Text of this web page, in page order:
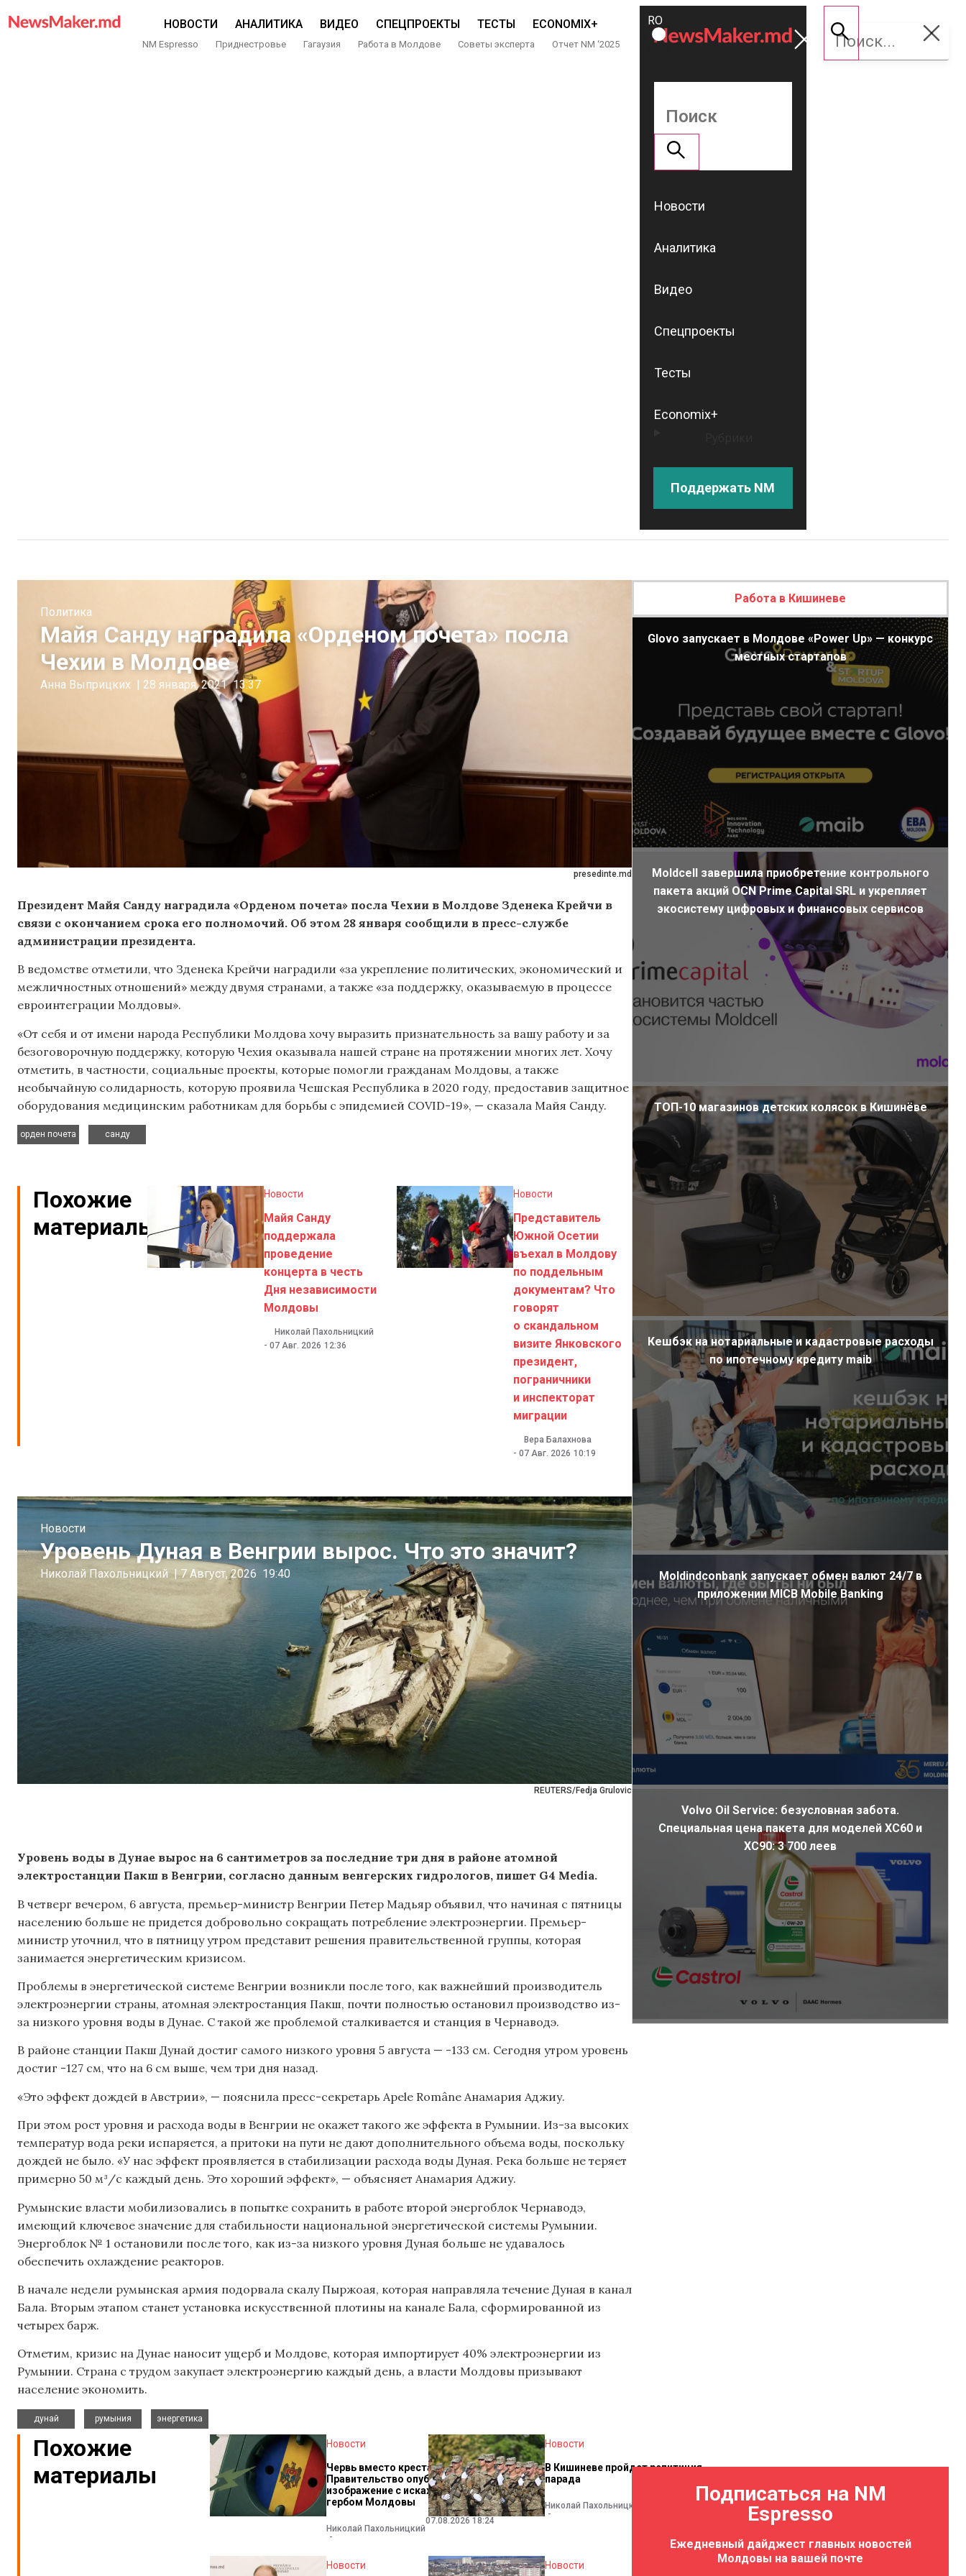
НОВОСТИ АНАЛИТИКА ВИДЕО СПЕЦПРОЕКТЫ ТЕСТЫ ECONOMIX+
NM Espresso Приднестровье Гагаузия Работа в Молдове Советы эксперта Отчет NM ‘2025
ROMÂNĂ
RU
Поддержать
NM
Новости
Аналитика
Видео
Спецпроекты
Тесты
Economix+
Поддержать NM
presedinte.md
Политика
Майя Санду наградила «Орденом почета» посла
Чехии в Молдове
Анна Выприцких | 28 января, 2021 13:37
Президент Майя Санду наградила «Орденом почета» посла Чехии в Молдове Зденека Крейчи в
связи с окончанием срока его полномочий. Об этом 28 января сообщили в пресс-службе
администрации президента.
В ведомстве отметили, что Зденека Крейчи наградили «за укрепление политических, экономический и
межличностных отношений» между двумя странами, а также «за поддержку, оказываемую в процессе
евроинтеграции Молдовы».
«От себя и от имени народа Республики Молдова хочу выразить признательность за вашу работу и за
безоговорочную поддержку, которую Чехия оказывала нашей стране на протяжении многих лет. Хочу
отметить, в частности, социальные проекты, которые помогли гражданам Молдовы, а также
необычайную солидарность, которую проявила Чешская Республика в 2020 году, предоставив защитное
оборудования медицинским работникам для борьбы с эпидемией COVID-19», — сказала Майя Санду.
орден почета
санду
Похожие
материалы
Новости
Майя Санду
поддержала
проведение
концерта в честь
Дня независимости
Молдовы
Николай Пахольницкий
- 07 Авг. 2026 12:36
Новости
Представитель
Южной Осетии
въехал в Молдову
по поддельным
документам? Что
говорят
о скандальном
визите Янковского
президент,
пограничники
и инспекторат
миграции
Вера Балахнова
- 07 Авг. 2026 10:19
REUTERS/Fedja Grulovic
Новости
Уровень Дуная в Венгрии вырос. Что это значит?
Николай Пахольницкий | 7 Август, 2026 19:40
Уровень воды в Дунае вырос на 6 сантиметров за последние три дня в районе атомной
электростанции Пакш в Венгрии, согласно данным венгерских гидрологов, пишет G4 Media.
В четверг вечером, 6 августа, премьер-министр Венгрии Петер Мадьяр объявил, что начиная с пятницы
населению больше не придется добровольно сокращать потребление электроэнергии. Премьер-
министр уточнил, что в пятницу утром представит решения правительственной группы, которая
занимается энергетическим кризисом.
Проблемы в энергетической системе Венгрии возникли после того, как важнейший производитель
электроэнергии страны, атомная электростанция Пакш, почти полностью остановил производство из-
за низкого уровня воды в Дунае. С такой же проблемой сталкивается и станция в Чернаводэ.
В районе станции Пакш Дунай достиг самого низкого уровня 5 августа — -133 см. Сегодня утром уровень
достиг -127 см, что на 6 см выше, чем три дня назад.
«Это эффект дождей в Австрии», — пояснила пресс-секретарь Apele Române Анамария Аджиу.
При этом рост уровня и расхода воды в Венгрии не окажет такого же эффекта в Румынии. Из-за высоких
температур вода реки испаряется, а притоки на пути не дают дополнительного объема воды, поскольку
дождей не было. «У нас эффект проявляется в стабилизации расхода воды Дуная. Река больше не теряет
примерно 50 м³/с каждый день. Это хороший эффект», — объясняет Анамария Аджиу.
Румынские власти мобилизовались в попытке сохранить в работе второй энергоблок Чернаводэ,
имеющий ключевое значение для стабильности национальной энергетической системы Румынии.
Энергоблок № 1 остановили после того, как из-за низкого уровня Дуная больше не удавалось
обеспечить охлаждение реакторов.
В начале недели румынская армия подорвала скалу Пыржоая, которая направляла течение Дуная в канал
Бала. Вторым этапом станет установка искусственной плотины на канале Бала, сформированной из
четырех барж.
Отметим, кризис на Дунае наносит ущерб и Молдове, которая импортирует 40% электроэнергии из
Румынии. Страна с трудом закупает электроэнергию каждый день, а власти Молдовы призывают
население экономить.
дунай
румыния
энергетика
Похожие
материалы
Новости
Червь вместо креста?
Правительство опубликовало
изображение с искаженным
гербом Молдовы
Николай Пахольницкий
07.08.2026 18:24
Новости
В Кишиневе пройдет репитиция
парада
Николай Пахольницкий
07.08.2026 17:44
Новости Новости
Работа в Кишиневе
Glovo запускает в Молдове «Power Up» — конкурс
местных стартапов
Moldcell завершила приобретение контрольного
пакета акций OCN Prime Capital SRL и укрепляет
экосистему цифровых и финансовых сервисов
ТОП-10 магазинов детских колясок в Кишинёве
Кешбэк на нотариальные и кадастровые расходы
по ипотечному кредиту maib
Moldindconbank запускает обмен валют 24/7 в
приложении MICB Mobile Banking
Volvo Oil Service: безусловная забота.
Специальная цена пакета для моделей XC60 и
XC90: 3 700 леев
Подписаться на NM
Espresso
Ежедневный дайджест главных новостей
Молдовы на вашей почте